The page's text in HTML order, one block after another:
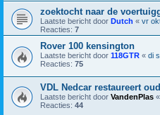
zoektocht naar de
Laatste bericht door Dutch « vr
Reacties: 7
Rover 100 kensington
Laatste bericht door 118GTR « di
Reacties: 75
VDL Nedcar restaureert
Laatste bericht door VandenPlas «
Reacties: 44